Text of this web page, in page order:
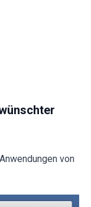
von